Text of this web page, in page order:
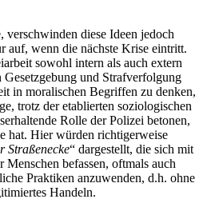
verschwinden diese Ideen jedoch
auf, wenn die nächste Krise eintritt.
sowohl intern als auch extern
Gesetzgebung und Strafverfolgung
in moralischen Begriffen zu denken,
trotz der etablierten soziologischen
Rolle der Polizei betonen,
hat. Hier würden richtigerweise
Straßenecke“ dargestellt, die sich mit
befassen, oftmals auch
Praktiken anzuwenden, d.h. ohne
Handeln.